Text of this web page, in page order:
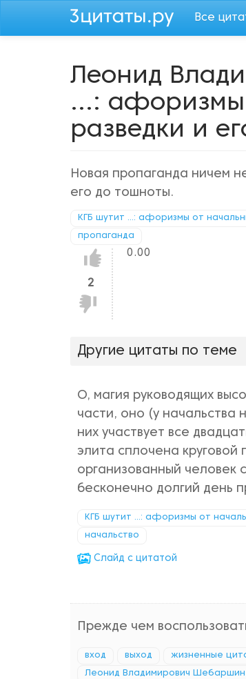
Все
Леонид
...: афоризмы
разведки и
Новая пропаганда ничем
его до тошноты.
КГБ шутит ...: афоризмы от
пропаганда
Нравится!
2
Не
нравится!
0.00
Другие цитаты по теме
О, магия руководящих
части, оно (у начальства
них участвует все
элита сплочена
организованный человек
бесконечно долгий день
КГБ шутит ...: афоризмы от
начальство
Cлайд с цитатой
Прежде чем
вход выход жизненные
Леонид Владимирович Шебаршин